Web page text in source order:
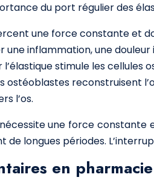
du port régulier des
une force constante et
inflammation, une
stimule les
ostéoblastes reconstruisent
l’os.
une force constante
de longues périodes.
en